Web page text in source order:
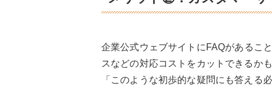
企業公式ウェブサイトにFAQがあるこ
スなどの対応コストをカットできるか
「このような初歩的な疑問にも答え